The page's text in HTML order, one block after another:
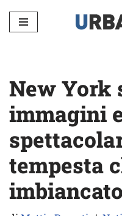
Vai
New York
immagini
tempesta